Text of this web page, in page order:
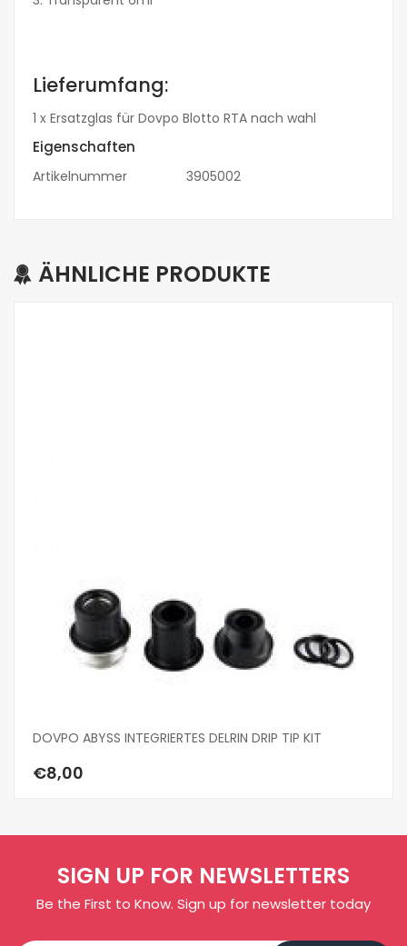
Lieferumfang:
1 x Ersatzglas für Dovpo Blotto RTA nach wahl
Eigenschaften
Artikelnummer 3905002
ÄHNLICHE PRODUKTE
DOVPO ABYSS INTEGRIERTES DELRIN DRIP TIP KIT
€8,00
SIGN UP FOR NEWSLETTERS
Be the First to Know. Sign up for newsletter today